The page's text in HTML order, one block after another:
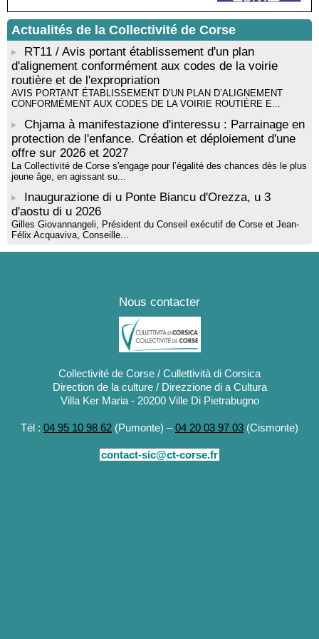
Tallà
! Événement reporté ! Cycle de conférences peinture animé
par Alexandre Dominati - Mediateca territuriale di Santa Lucia di
Tallà
Actualités de la Collectivité de Corse
RT11 / Avis portant établissement d'un plan
d'alignement conformément aux codes de la voirie
routière et de l'expropriation
AVIS PORTANT ÉTABLISSEMENT D’UN PLAN D’ALIGNEMENT
CONFORMÉMENT AUX CODES DE LA VOIRIE ROUTIÈRE E...
Chjama à manifestazione d'interessu : Parrainage en
protection de l'enfance. Création et déploiement d'une
offre sur 2026 et 2027
La Collectivité de Corse s'engage pour l’égalité des chances dès le plus
jeune âge, en agissant su...
Inaugurazione di u Ponte Biancu d'Orezza, u 3
d'aostu di u 2026
Gilles Giovannangeli, Président du Conseil exécutif de Corse et Jean-
Félix Acquaviva, Conseille...
Nous contacter
Collectivité de Corse / Cullettività di Corsica
Direction de la culture / Direzzione di a Cultura
Villa Ker Maria - 20200 Ville Di Pietrabugno
Tél : 04 95 10 98 62 (Pumonte) –04 20 03 97 03 (Cismonte)
contact-sic@ct-corse.fr